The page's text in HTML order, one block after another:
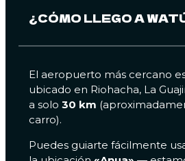
¿CÓMO LLEGO A
El aeropuerto más cercano
ubicado en Riohacha, La
a solo30 km
carro).
Puedes guiarte fácilmente